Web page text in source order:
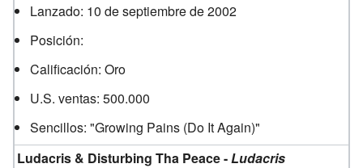
Lanzado: 10 de septiembre de 2002
Posición:
Calificación: Oro
U.S. ventas: 500.000
Sencillos: "Growing Pains (Do It Again)"
Ludacris & Disturbing Tha Peace - Ludacris